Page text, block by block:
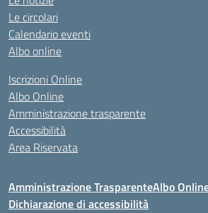
Le circolari
Calendario eventi
Albo online
Iscrizioni Online
Albo Online
Amministrazione trasparente
Accessibilità
Area Riservata
Amministrazione TrasparenteAlbo
Dichiarazione di accessibilità